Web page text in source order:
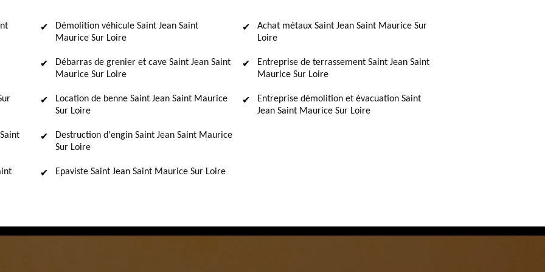
Démolition véhicule Saint Jean Saint
Maurice Sur Loire
Débarras de grenier et cave Saint Jean Saint
Maurice Sur Loire
Location de benne Saint Jean Saint Maurice
Sur Loire
Destruction d'engin Saint Jean Saint Maurice
Sur Loire
Epaviste Saint Jean Saint Maurice Sur Loire
Achat métaux Saint Jean Saint Maurice Sur
Loire
Entreprise de terrassement Saint Jean Saint
Maurice Sur Loire
Entreprise démolition et évacuation Saint
Jean Saint Maurice Sur Loire